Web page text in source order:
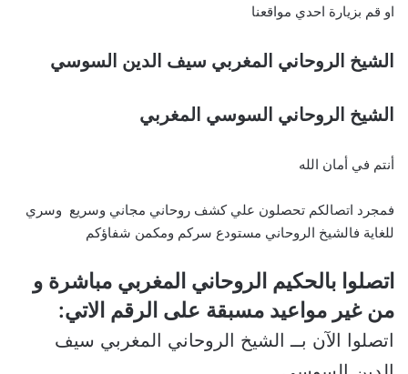
او قم بزيارة احدي مواقعنا
الشيخ الروحاني المغربي سيف الدين السوسي
الشيخ الروحاني السوسي المغربي
أنتم في أمان الله
فمجرد اتصالكم تحصلون علي كشف روحاني مجاني وسريع وسري
للغاية فالشيخ الروحاني مستودع سركم ومكمن شفاؤكم
اتصلوا بالحكيم الروحاني المغربي مباشرة و
من غير مواعيد مسبقة على الرقم الاتي:
اتصلوا الآن بــ الشيخ الروحاني المغربي سيف